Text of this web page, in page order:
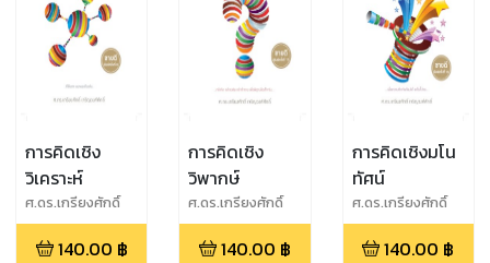
การคิดเชิง
วิเคราะห์
ศ.ดร.เกรียงศักดิ์
เจริญวงศ์ศักดิ์
140.00 ฿
การคิดเชิง
วิพากษ์
ศ.ดร.เกรียงศักดิ์
เจริญวงศ์ศักดิ์
140.00 ฿
การคิดเชิงมโน
ทัศน์
ศ.ดร.เกรียงศักดิ์
เจริญวงศ์ศักดิ์
140.00 ฿